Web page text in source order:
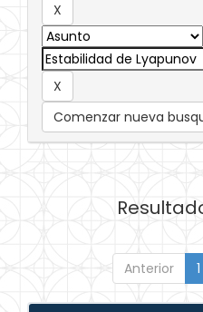
Comenzar nueva
Anterior 1